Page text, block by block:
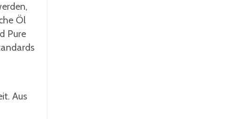
Öl
Pure
Aus